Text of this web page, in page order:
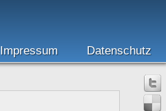
Impressum Datenschutz